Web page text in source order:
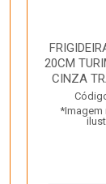
20CM
CINZA
*Imagem